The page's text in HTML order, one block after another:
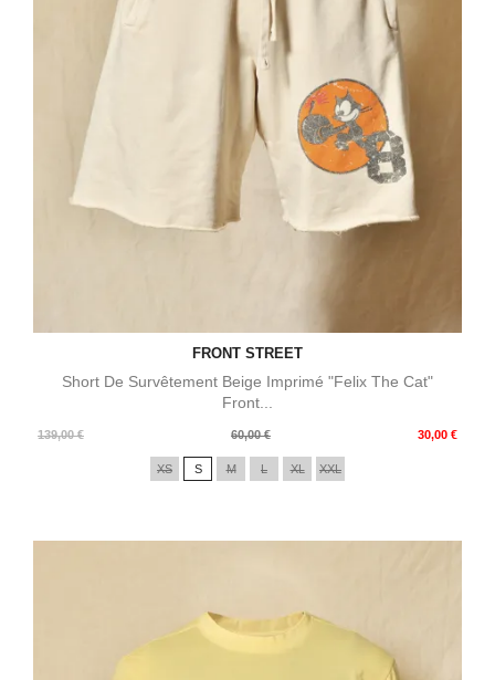
FRONT STREET
Short De Survêtement Beige Imprimé "Felix The Cat"
Front...
139,00 €
Prix
60,00 € 30,00 €
Prix
XS S M L XL XXL